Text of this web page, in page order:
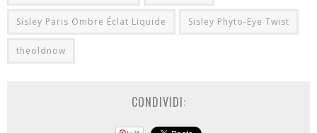
Sisley Paris Ombre Éclat Liquide Sisley Phyto-Eye Twist
theoldnow
CONDIVIDI: